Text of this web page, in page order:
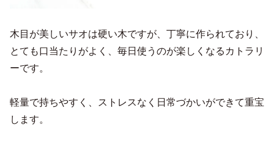
木目が美しいサオは硬い木ですが、丁寧に作られており、
とても口当たりがよく、毎日使うのが楽しくなるカトラリ
ーです。
軽量で持ちやすく、ストレスなく日常づかいができて重宝
します。